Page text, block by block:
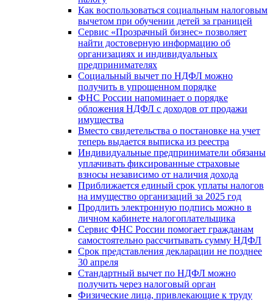
Как воспользоваться социальным налоговым
вычетом при обучении детей за границей
Сервис «Прозрачный бизнес» позволяет
найти достоверную информацию об
организациях и индивидуальных
предпринимателях
Социальный вычет по НДФЛ можно
получить в упрощенном порядке
ФНС России напоминает о порядке
обложения НДФЛ с доходов от продажи
имущества
Вместо свидетельства о постановке на учет
теперь выдается выписка из реестра
Индивидуальные предприниматели обязаны
уплачивать фиксированные страховые
взносы независимо от наличия дохода
Приближается единый срок уплаты налогов
на имущество организаций за 2025 год
Продлить электронную подпись можно в
личном кабинете налогоплательщика
Сервис ФНС России помогает гражданам
самостоятельно рассчитывать сумму НДФЛ
Срок представления декларации не позднее
30 апреля
Стандартный вычет по НДФЛ можно
получить через налоговый орган
Физические лица, привлекающие к труду